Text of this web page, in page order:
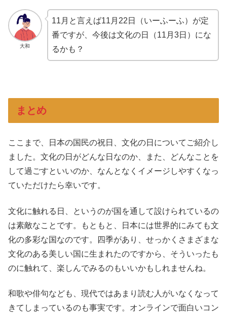
大和
11月と言えば11月22日（いーふーふ）が定
番ですが、今後は文化の日（11月3日）にな
るかも？
まとめ
ここまで、日本の国民の祝日、文化の日についてご紹介し
ました。文化の日がどんな日なのか、また、どんなことを
して過ごすといいのか、なんとなくイメージしやすくなっ
ていただけたら幸いです。
文化に触れる日、というのが国を通して設けられているの
は素敵なことです。もともと、日本には世界的にみても文
化の多彩な国なのです。四季があり、せっかくさまざまな
文化のある美しい国に生まれたのですから、そういったも
のに触れて、楽しんでみるのもいいかもしれませんね。
和歌や俳句なども、現代ではあまり読む人がいなくなって
きてしまっているのも事実です。オンラインで面白いコン